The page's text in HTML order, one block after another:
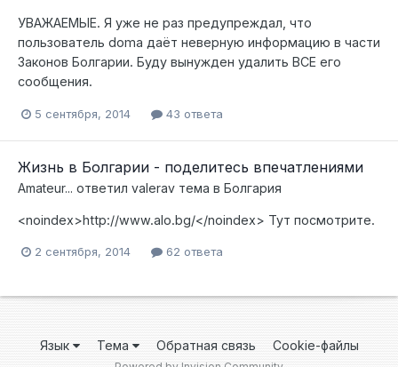
УВАЖАЕМЫЕ. Я уже не раз предупреждал, что
пользователь doma даёт неверную информацию в части
Законов Болгарии. Буду вынужден удалить ВСЕ его
сообщения.
5 сентября, 2014 43 ответа
Жизнь в Болгарии - поделитесь впечатлениями
Amateur... ответил valerav тема в Болгария
<noindex>http://www.alo.bg/</noindex> Тут посмотрите.
2 сентября, 2014 62 ответа
Язык Тема Обратная связь Cookie-файлы